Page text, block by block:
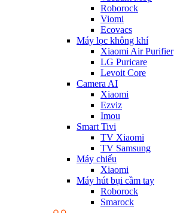
Roborock
Viomi
Ecovacs
Máy lọc không khí
Xiaomi Air Purifier
LG Puricare
Levoit Core
Camera AI
Xiaomi
Ezviz
Imou
Smart Tivi
TV Xiaomi
TV Samsung
Máy chiếu
Xiaomi
Máy hút bụi cầm tay
Roborock
Smarock